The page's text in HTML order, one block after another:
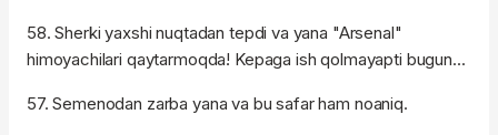
58. Sherki yaxshi nuqtadan tepdi va yana "Arsenal"
himoyachilari qaytarmoqda! Kepaga ish qolmayapti bugun...
57. Semenodan zarba yana va bu safar ham noaniq.